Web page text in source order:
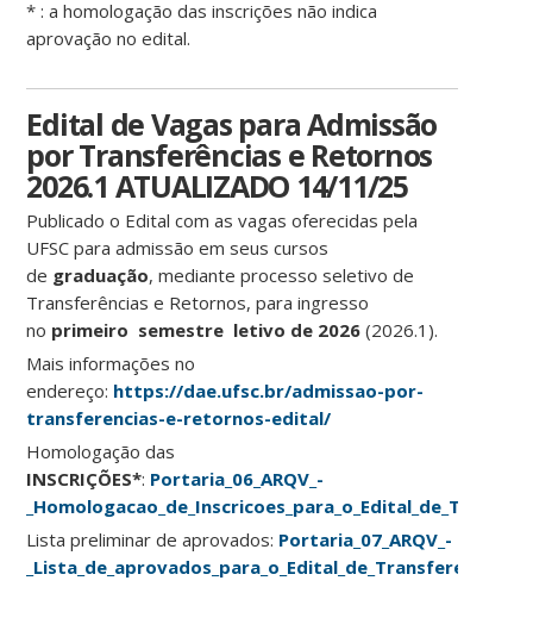
* : a homologação das inscrições não indica
aprovação no edital.
Edital de Vagas para Admissão
por Transferências e Retornos
2026.1 ATUALIZADO 14/11/25
Publicado o Edital com as vagas oferecidas pela
UFSC para admissão em seus cursos
de graduação, mediante processo seletivo de
Transferências e Retornos, para ingresso
no primeiro semestre letivo de 2026 (2026.1).
Mais informações no
endereço: https://dae.ufsc.br/admissao-por-
transferencias-e-retornos-edital/
Homologação das
INSCRIÇÕES*: Portaria_06_ARQV_-
Lista preliminar de aprovados: Portaria_07_ARQV_-